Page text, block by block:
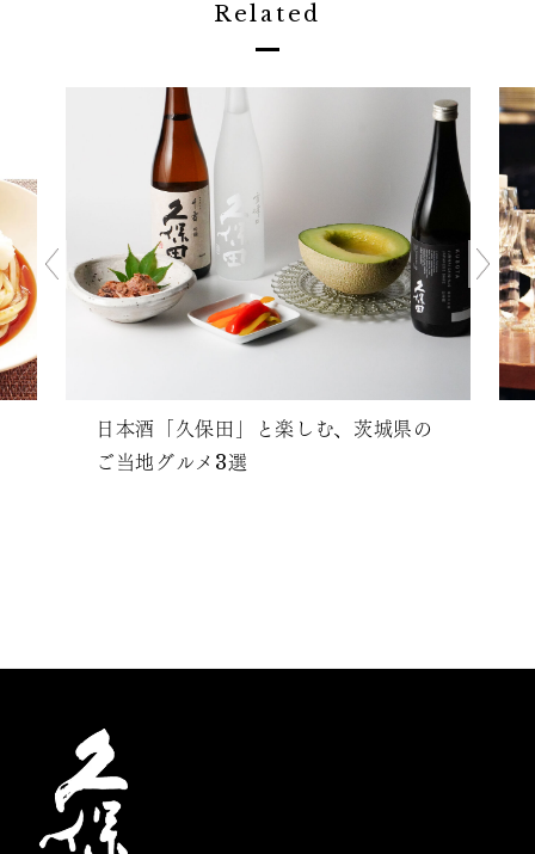
Related
日本酒「久保田」と楽しむ、茨城県の
ご当地グルメ3選